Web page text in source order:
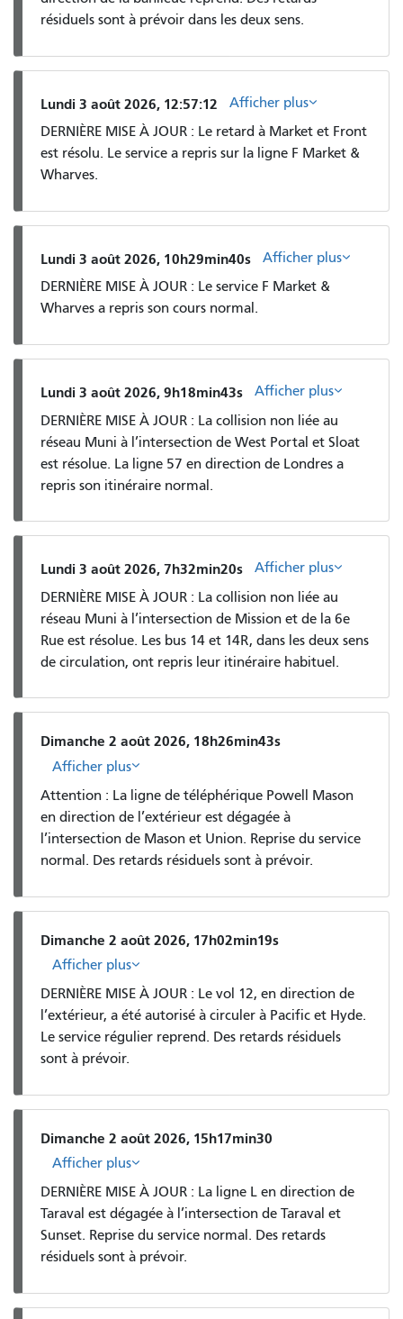
résiduels sont à prévoir dans les deux sens.
Lundi 3 août 2026, 12:57:12
Afficher plus
DERNIÈRE MISE À JOUR : Le retard à Market et Front
est résolu. Le service a repris sur la ligne F Market &
Wharves.
Lundi 3 août 2026, 10h29min40s
Afficher plus
DERNIÈRE MISE À JOUR : Le service F Market &
Wharves a repris son cours normal.
Lundi 3 août 2026, 9h18min43s
Afficher plus
DERNIÈRE MISE À JOUR : La collision non liée au
réseau Muni à l’intersection de West Portal et Sloat
est résolue. La ligne 57 en direction de Londres a
repris son itinéraire normal.
Lundi 3 août 2026, 7h32min20s
Afficher plus
DERNIÈRE MISE À JOUR : La collision non liée au
réseau Muni à l’intersection de Mission et de la 6e
Rue est résolue. Les bus 14 et 14R, dans les deux sens
de circulation, ont repris leur itinéraire habituel.
Dimanche 2 août 2026, 18h26min43s
Afficher plus
Attention : La ligne de téléphérique Powell Mason
en direction de l’extérieur est dégagée à
l’intersection de Mason et Union. Reprise du service
normal. Des retards résiduels sont à prévoir.
Dimanche 2 août 2026, 17h02min19s
Afficher plus
DERNIÈRE MISE À JOUR : Le vol 12, en direction de
l’extérieur, a été autorisé à circuler à Pacific et Hyde.
Le service régulier reprend. Des retards résiduels
sont à prévoir.
Dimanche 2 août 2026, 15h17min30
Afficher plus
DERNIÈRE MISE À JOUR : La ligne L en direction de
Taraval est dégagée à l’intersection de Taraval et
Sunset. Reprise du service normal. Des retards
résiduels sont à prévoir.